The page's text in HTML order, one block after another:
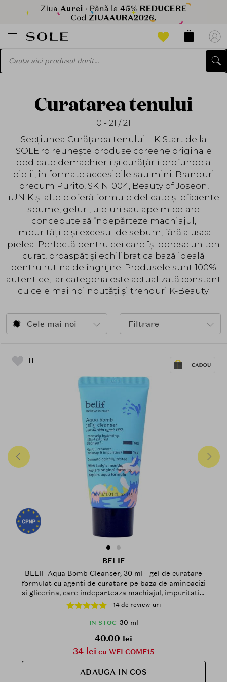
Curatarea tenului
0 - 21 / 21
Secțiunea Curățarea tenului – K-Start de la
SOLE.ro reunește produse coreene originale
dedicate demachierii și curățării profunde a
pielii, în formate accesibile sau mini. Branduri
precum Purito, SKIN1004, Beauty of Joseon,
iUNIK și altele oferă formule delicate și eficiente
– spume, geluri, uleiuri sau ape micelare –
concepute să îndepărteze machiajul,
impuritățile și excesul de sebum, fără a usca
pielea. Perfectă pentru cei care își doresc un ten
curat, proaspăt și echilibrat ca bază ideală
pentru rutina de îngrijire. Produsele sunt 100%
autentice, iar categoria este actualizată constant
cu cele mai noi noutăți și trenduri K-Beauty.
Cele mai noi Filtrare
11
BELIF
BELIF Aqua Bomb Cleanser, 30 ml - gel de curatare
formulat cu agenti de curatare pe baza de aminoacizi
si glicerina, care indeparteaza machiajul, impuritatile
si excesul de sebum si la metinerea confortului pielii
fara senzatie de uscaciune sau piele care tine, format
travel-size
14 de review-uri
IN STOC 30 ml
40.00 lei
34 lei cu WELCOME15
ADAUGA IN COS